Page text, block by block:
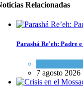
Relacionadas
Parashá Re'eh: Padre
7 agosto 2026